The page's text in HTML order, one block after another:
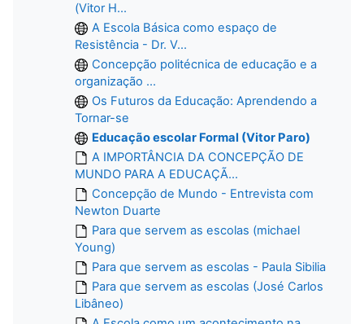
(Vitor H...
A Escola Básica como espaço de
Resistência - Dr. V...
Concepção politécnica de educação e a
organização ...
Os Futuros da Educação: Aprendendo a
Tornar-se
Educação escolar Formal (Vitor Paro)
A IMPORTÂNCIA DA CONCEPÇÃO DE
MUNDO PARA A EDUCAÇÃ...
Concepção de Mundo - Entrevista com
Newton Duarte
Para que servem as escolas (michael
Young)
Para que servem as escolas - Paula Sibilia
Para que servem as escolas (José Carlos
Libâneo)